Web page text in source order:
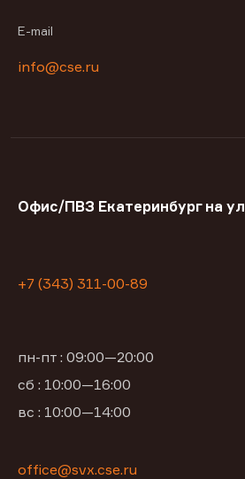
E-mail
info@cse.ru
Офис/ПВЗ Екатеринбург на
+7 (343) 311-00-89
пн-пт : 09:00—20:00
сб : 10:00—16:00
вс : 10:00—14:00
office@svx.cse.ru